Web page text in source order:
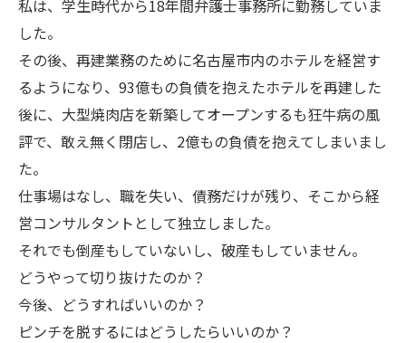
私は、学生時代から18年間弁護士事務所に勤務していま
した。
その後、再建業務のために名古屋市内のホテルを経営す
るようになり、93億もの負債を抱えたホテルを再建した
後に、大型焼肉店を新築してオープンするも狂牛病の風
評で、敢え無く閉店し、2億もの負債を抱えてしまいまし
た。
仕事場はなし、職を失い、債務だけが残り、そこから経
営コンサルタントとして独立しました。
それでも倒産もしていないし、破産もしていません。
どうやって切り抜けたのか？
今後、どうすればいいのか？
ピンチを脱するにはどうしたらいいのか？